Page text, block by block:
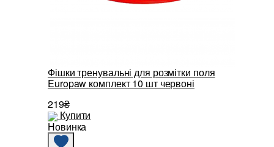
Фішки тренувальні для розмітки поля
Europaw комплект 10 шт червоні
219₴
Купити
Новинка